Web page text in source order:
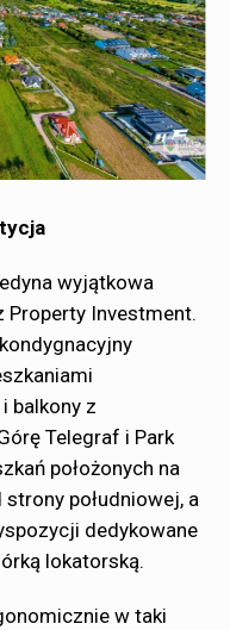
wyjątkowa
Investment.
balkony z
Telegraf i Park
położonych na
południowej, a
dedykowane
lokatorską.
w taki